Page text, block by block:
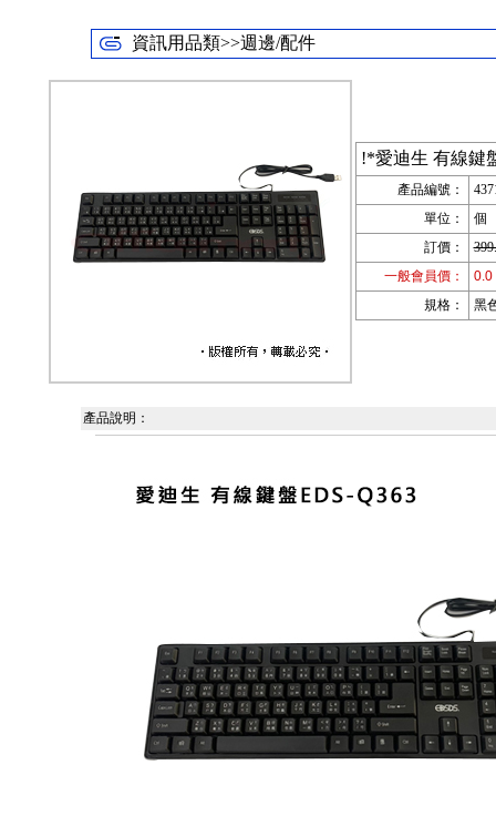
資訊用品類>>週邊/配件
!*愛迪生 有線鍵
產品編號：
單位：
個
訂價：
一般會員價：
0.0
規格：
黑
產品說明：